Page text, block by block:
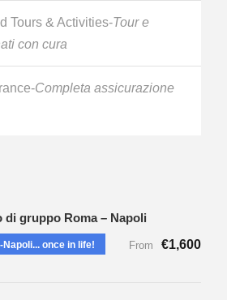
Tours & Activities-Tour e
con cura
Completa assicurazione
di gruppo Roma – Napoli
Napoli... once in life! From €1,600